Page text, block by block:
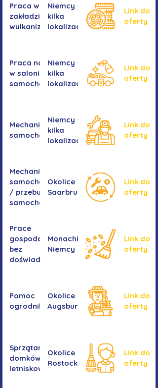
Praca w
zakładzie
wulkanizacyjnym
Niemcy -
kilka
lokalizacji
Link do
oferty
Praca na myjni
w salonie
samochodowym
Niemcy -
kilka
lokalizacji
Link do
oferty
Mechanika
samochodowa
Niemcy -
kilka
lokalizacji
Link do
oferty
Mechanika
samochodowa
/ przebudowa
samochodów
Okolice
Saarbrucken
Link do
oferty
Prace
gospodarcze -
bez
doświadczenia
Monachium,
Niemcy
Link do
oferty
Pomoc
ogrodnika
Okolice
Augsburga
Link do
oferty
Sprzątanie
domków
letniskowych
Okolice
Rostocku
Link do
oferty